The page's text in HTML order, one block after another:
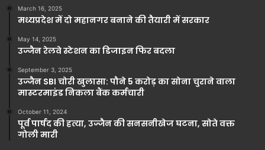
March 16, 2025
मध्यप्रदेश में दो महानगर बनाने की तैयारी में सरकार
May 14, 2025
उज्जैन रेलवे स्टेशन का डिजाइन फिर बदला
September 3, 2025
उज्जैन SBI चोरी खुलासा: पौने 5 करोड़ का सोना चुराने वाला
मास्टरमाइंड निकला बैंक कर्मचारी
October 11, 2024
पूर्व पार्षद की हत्या, उज्जैन की सनसनीखेज घटना, सोते वक्त
गोली मारी